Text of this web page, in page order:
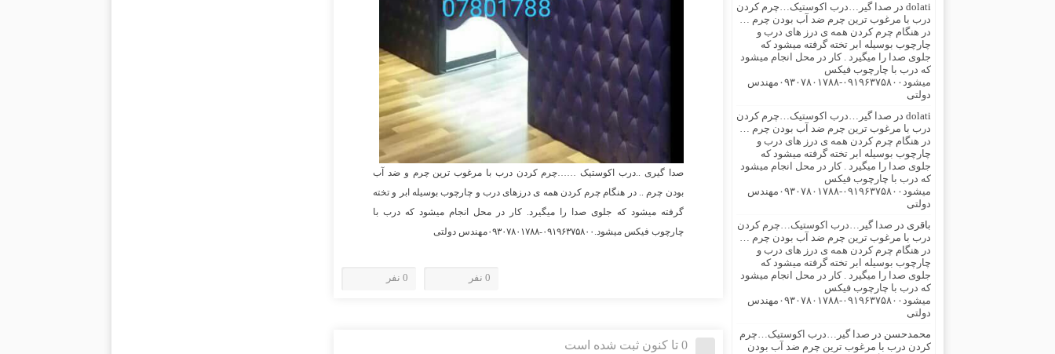
صدا گیری ..درب اکوستیک ……چرم کردن درب با مرغوب ترین چرم و ضد آب
بودن چرم .. در هنگام چرم کردن همه ی درزهای درب و چارچوب بوسیله ابر و تخته
گرفته میشود که جلوی صدا را میگیرد. کار در محل انجام میشود که درب با
چارچوب فیکس میشود.۰۹۱۹۶۳۷۵۸۰۰-۰۹۳۰۷۸۰۱۷۸۸مهندس دولتی
0 نفر 0 نفر
0 تا کنون ثبت شده است
dolati در صدا گیر…درب اکوستیک…چرم کردن
درب با مرغوب ترین چرم ضد آب بودن چرم …
در هنگام چرم کردن همه ی درز های درب و
چارچوب بوسیله ابر تخته گرفته میشود که
جلوی صدا را میگیرد . کار در محل انجام میشود
که درب با چارچوب فیکس
میشود۰۹۱۹۶۳۷۵۸۰۰-۰۹۳۰۷۸۰۱۷۸۸مهندس
دولتی
dolati در صدا گیر…درب اکوستیک…چرم کردن
درب با مرغوب ترین چرم ضد آب بودن چرم …
در هنگام چرم کردن همه ی درز های درب و
چارچوب بوسیله ابر تخته گرفته میشود که
جلوی صدا را میگیرد . کار در محل انجام میشود
که درب با چارچوب فیکس
میشود۰۹۱۹۶۳۷۵۸۰۰-۰۹۳۰۷۸۰۱۷۸۸مهندس
دولتی
باقری در صدا گیر…درب اکوستیک…چرم کردن
درب با مرغوب ترین چرم ضد آب بودن چرم …
در هنگام چرم کردن همه ی درز های درب و
چارچوب بوسیله ابر تخته گرفته میشود که
جلوی صدا را میگیرد . کار در محل انجام میشود
که درب با چارچوب فیکس
میشود۰۹۱۹۶۳۷۵۸۰۰-۰۹۳۰۷۸۰۱۷۸۸مهندس
دولتی
محمدحسن در صدا گیر…درب اکوستیک…چرم
کردن درب با مرغوب ترین چرم ضد آب بودن